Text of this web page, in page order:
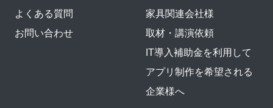
よくある質問
お問い合わせ
家具関連会社様
取材・講演依頼
IT導入補助金を利用して
アプリ制作を希望される
企業様へ